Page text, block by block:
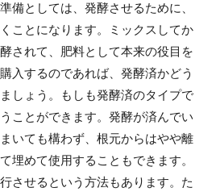
備としては、発酵させるために、
ことになります。ミックスしてか
されて、肥料として本来の役目を
入するのであれば、発酵済かどう
しょう。もしも発酵済のタイプで
ことができます。発酵が済んでい
いても構わず、根元からはやや離
埋めて使用することもできます。
させるという方法もあります。た